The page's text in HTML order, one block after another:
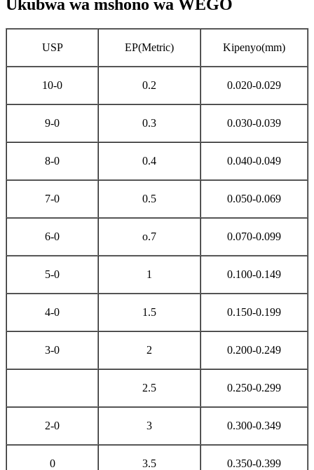
Ukubwa wa mshono wa WEGO
USP EP(Metric) Kipenyo(mm)
10-0 0.2 0.020-0.029
9-0 0.3 0.030-0.039
8-0 0.4 0.040-0.049
7-0 0.5 0.050-0.069
6-0 o.7 0.070-0.099
5-0 1 0.100-0.149
4-0 1.5 0.150-0.199
3-0 2 0.200-0.249
2.5 0.250-0.299
2-0 3 0.300-0.349
0 3.5 0.350-0.399